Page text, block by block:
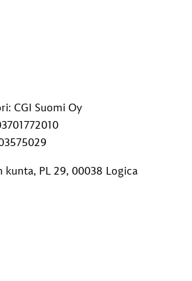
CGI Suomi Oy
kunta, PL 29, 00038 Logica